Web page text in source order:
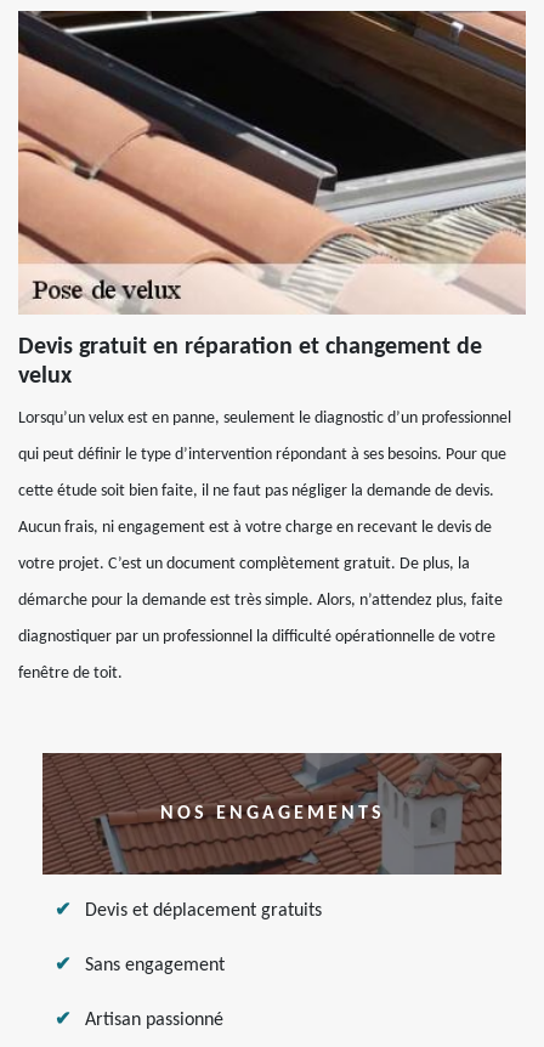
Devis gratuit en réparation et changement de
velux
Lorsqu’un velux est en panne, seulement le diagnostic d’un professionnel
qui peut définir le type d’intervention répondant à ses besoins. Pour que
cette étude soit bien faite, il ne faut pas négliger la demande de devis.
Aucun frais, ni engagement est à votre charge en recevant le devis de
votre projet. C’est un document complètement gratuit. De plus, la
démarche pour la demande est très simple. Alors, n’attendez plus, faite
diagnostiquer par un professionnel la difficulté opérationnelle de votre
fenêtre de toit.
NOS ENGAGEMENTS
Devis et déplacement gratuits
Sans engagement
Artisan passionné